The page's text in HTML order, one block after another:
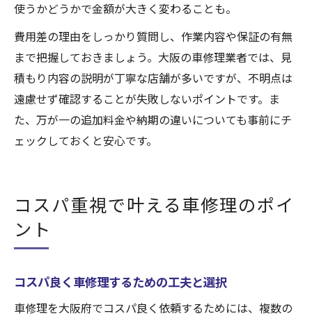
使うかどうかで金額が大きく変わることも。
費用差の理由をしっかり質問し、作業内容や保証の有無
まで把握しておきましょう。大阪の車修理業者では、見
積もり内容の説明が丁寧な店舗が多いですが、不明点は
遠慮せず確認することが失敗しないポイントです。ま
た、万が一の追加料金や納期の違いについても事前にチ
ェックしておくと安心です。
コスパ重視で叶える車修理のポイ
ント
コスパ良く車修理するための工夫と選択
車修理を大阪府でコスパ良く依頼するためには、複数の